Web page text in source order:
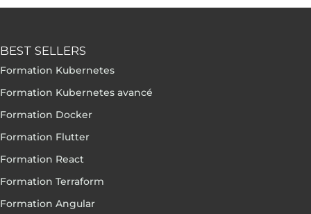
BEST SELLERS
Formation Kubernetes
Formation Kubernetes avancé
Formation Docker
Formation Flutter
Formation React
Formation Terraform
Formation Angular